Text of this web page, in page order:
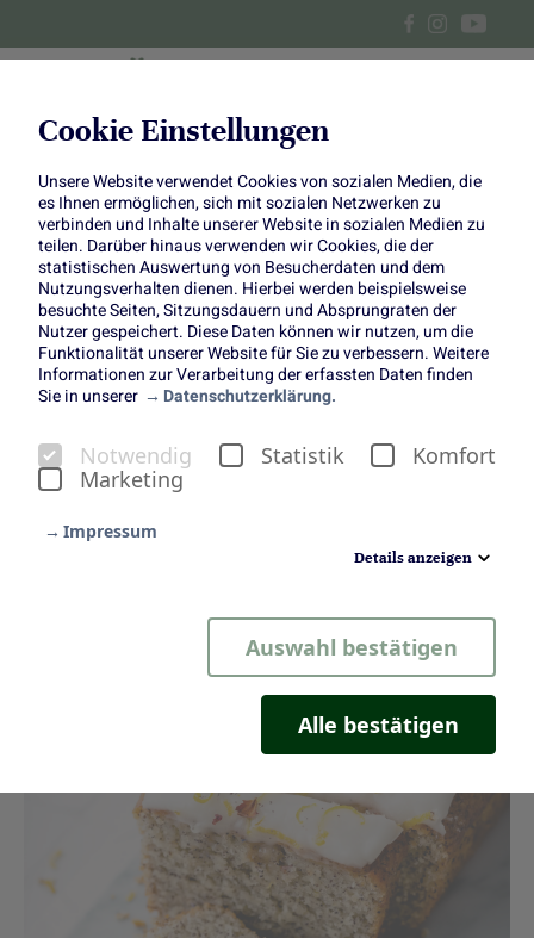
Cookie Einstellungen
Unsere Website verwendet Cookies von sozialen Medien, die
es Ihnen ermöglichen, sich mit sozialen Netzwerken zu
verbinden und Inhalte unserer Website in sozialen Medien zu
teilen. Darüber hinaus verwenden wir Cookies, die der
statistischen Auswertung von Besucherdaten und dem
Nutzungsverhalten dienen. Hierbei werden beispielsweise
besuchte Seiten, Sitzungsdauern und Absprungraten der
Nutzer gespeichert. Diese Daten können wir nutzen, um die
Funktionalität unserer Website für Sie zu verbessern. Weitere
Informationen zur Verarbeitung der erfassten Daten finden
Sie in unserer
Datenschutzerklärung.
Notwendig Statistik
Komfort
Marketing
Impressum
Details anzeigen
Auswahl bestätigen
Alle bestätigen
Veganer Zitronen-Mohn-
Kuchen
Kuchen
Ein Klassiker mit modernem Twist